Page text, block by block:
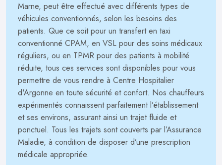
Marne, peut être effectué avec différents types de
véhicules conventionnés, selon les besoins des
patients. Que ce soit pour un transfert en taxi
conventionné CPAM, en VSL pour des soins médicaux
réguliers, ou en TPMR pour des patients à mobilité
réduite, tous ces services sont disponibles pour vous
permettre de vous rendre à Centre Hospitalier
d'Argonne en toute sécurité et confort. Nos chauffeurs
expérimentés connaissent parfaitement l’établissement
et ses environs, assurant ainsi un trajet fluide et
ponctuel. Tous les trajets sont couverts par l’Assurance
Maladie, à condition de disposer d’une prescription
médicale appropriée.